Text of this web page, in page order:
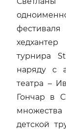
турнира
наряду с
театра –
Гончар в
детской